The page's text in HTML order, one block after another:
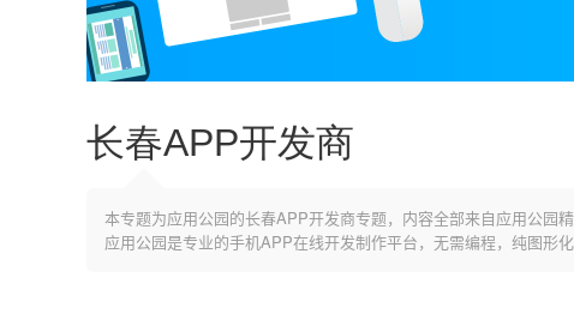
长春APP开发商
本专题为应用公园的长春APP开发商专题，内容全部来自应用公园
应用公园是专业的手机APP在线开发制作平台，无需编程，纯图形